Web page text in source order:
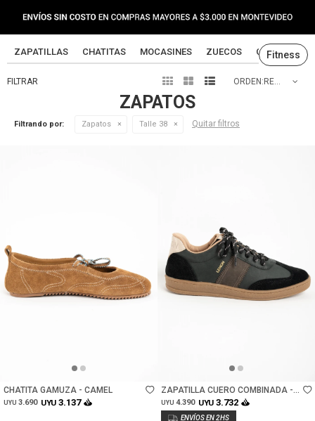
ZAPATILLAS CHATITAS MOCASINES ZUECOS Fitness
ZAPATOS
   RECOMENDADOS
Filtrando por: Zapatos Talle 38 Quitar filtros
CHATITA GAMUZA - CAMEL
UYU 3.690 UYU 3.137
ZAPATILLA CUERO COMBINADA -
NEGRO
UYU 4.390 UYU 3.732